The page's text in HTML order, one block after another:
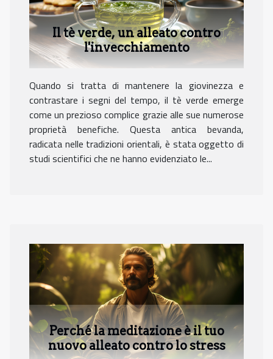
Il tè verde, un alleato contro
l'invecchiamento
Quando si tratta di mantenere la giovinezza e
contrastare i segni del tempo, il tè verde emerge
come un prezioso complice grazie alle sue numerose
proprietà benefiche. Questa antica bevanda,
radicata nelle tradizioni orientali, è stata oggetto di
studi scientifici che ne hanno evidenziato le...
Perché la meditazione è il tuo
nuovo alleato contro lo stress